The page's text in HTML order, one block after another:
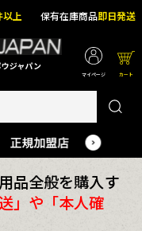
以上 保有在庫商品即日発送
マイページ カート
品全般を購入す
」や「本人確